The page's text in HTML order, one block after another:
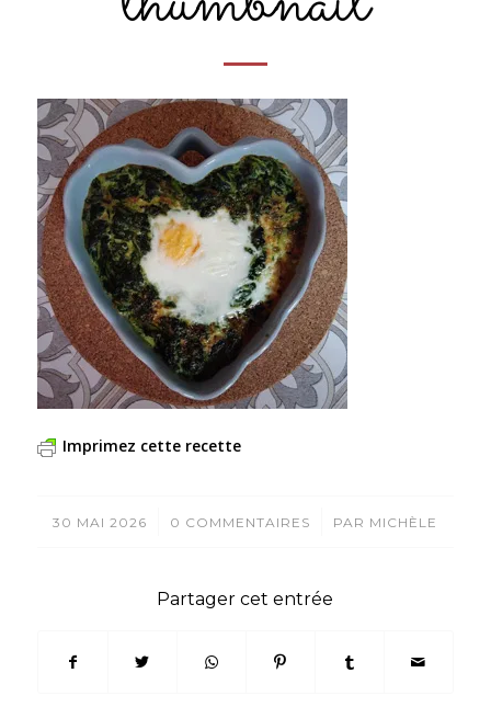
Imprimez cette recette
30 MAI 2026
/ 0 COMMENTAIRES
/ PAR MICHÈLE
Partager cet entrée